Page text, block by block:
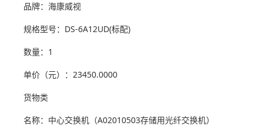
品牌：海康威视
规格型号：DS-6A12UD(标配)
数量：1
单价（元）：23450.0000
货物类
名称：中心交换机（A02010503存储用光纤交换机）